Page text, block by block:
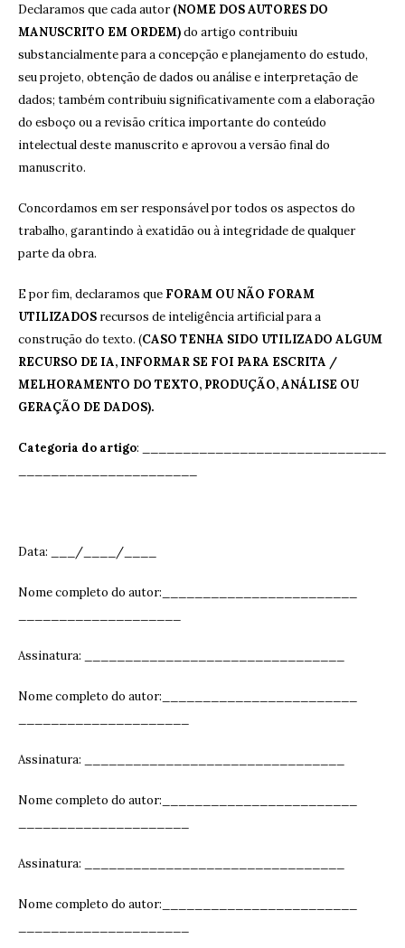
Declaramos que cada autor(NOME DOS AUTORES DO
MANUSCRITO EM ORDEM)do artigo contribuiu
substancialmente para a concepção e planejamento do estudo,
seu projeto, obtenção de dados ou análise e interpretação de
dados; também contribuiu significativamente com a elaboração
do esboço ou a revisão crítica importante do conteúdo
intelectual deste manuscrito e aprovou a versão final do
manuscrito.
Concordamos em ser responsável por todos os aspectos do
trabalho, garantindo à exatidão ou à integridade de qualquer
parte da obra.
E por fim, declaramos que FORAM OU NÃO FORAM
UTILIZADOS recursos de inteligência artificial para a
construção do texto. (CASO TENHA SIDO UTILIZADO ALGUM
RECURSO DE IA, INFORMAR SE FOI PARA ESCRITA /
MELHORAMENTO DO TEXTO, PRODUÇÃO, ANÁLISE OU
GERAÇÃO DE DADOS).
Categoria do artigo: ______________________________
Data: ___/____/____
Nome completo do autor:________________________
Assinatura: ______________________________
Nome completo do autor:________________________
Assinatura: ______________________________
Nome completo do autor:________________________
Assinatura: ______________________________
Nome completo do autor:________________________